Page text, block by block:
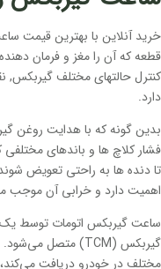
خرید آنلاین با بهترین قیمت
قطعه که آن را مغز و فرمان
کنترل حالتهای مختلف گیربکس,
دارد.
بدین گونه که با هدایت روغن
فشار کلاچ ها و باندهای
تا دنده ها به راحتی تعویض
اهمیت دارد و خرابی آن
ساعت گیربکس اتومات توسط یک
مختلف در خودرو دریافت